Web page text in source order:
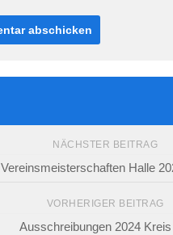
NÄCHSTER BEITRAG
Vereinsmeisterschaften Halle
VORHERIGER BEITRAG
Ausschreibungen 2024